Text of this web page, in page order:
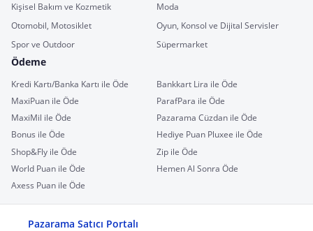
Kişisel Bakım ve Kozmetik
Moda
Otomobil, Motosiklet
Oyun, Konsol ve Dijital Servisler
Spor ve Outdoor
Süpermarket
Ödeme
Kredi Kartı/Banka Kartı ile Öde
Bankkart Lira ile Öde
MaxiPuan ile Öde
ParafPara ile Öde
MaxiMil ile Öde
Pazarama Cüzdan ile Öde
Bonus ile Öde
Hediye Puan Pluxee ile Öde
Shop&Fly ile Öde
Zip ile Öde
World Puan ile Öde
Hemen Al Sonra Öde
Axess Puan ile Öde
Pazarama Satıcı Portalı